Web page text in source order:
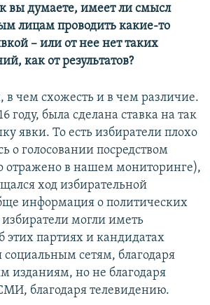
вы думаете, имеет ли смысл
лицам проводить какие-то
– или от нее нет таких
как от результатов?
в чем схожесть и в чем различие.
году, была сделана ставка на так
явки. То есть избиратели плохо
о голосовании посредством
отражено в нашем мониторинге),
ход избирательной
информация о политических
могли иметь
этих партиях и кандидатах
социальным сетям, благодаря
изданиям, но не благодаря
благодаря телевидению.